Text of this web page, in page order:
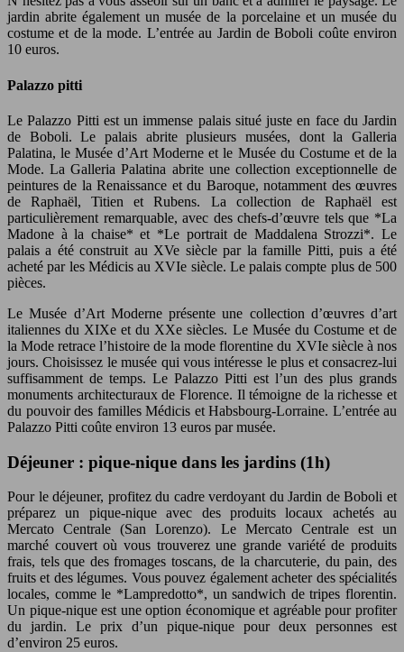
jardin abrite également un musée de la porcelaine et un musée du
costume et de la mode. L’entrée au Jardin de Boboli coûte environ
10 euros.
Palazzo pitti
Le Palazzo Pitti est un immense palais situé juste en face du Jardin
de Boboli. Le palais abrite plusieurs musées, dont la Galleria
Palatina, le Musée d’Art Moderne et le Musée du Costume et de la
Mode. La Galleria Palatina abrite une collection exceptionnelle de
peintures de la Renaissance et du Baroque, notamment des œuvres
de Raphaël, Titien et Rubens. La collection de Raphaël est
particulièrement remarquable, avec des chefs-d’œuvre tels que *La
Madone à la chaise* et *Le portrait de Maddalena Strozzi*. Le
palais a été construit au XVe siècle par la famille Pitti, puis a été
acheté par les Médicis au XVIe siècle. Le palais compte plus de 500
pièces.
Le Musée d’Art Moderne présente une collection d’œuvres d’art
italiennes du XIXe et du XXe siècles. Le Musée du Costume et de
la Mode retrace l’histoire de la mode florentine du XVIe siècle à nos
jours. Choisissez le musée qui vous intéresse le plus et consacrez-lui
suffisamment de temps. Le Palazzo Pitti est l’un des plus grands
monuments architecturaux de Florence. Il témoigne de la richesse et
du pouvoir des familles Médicis et Habsbourg-Lorraine. L’entrée au
Palazzo Pitti coûte environ 13 euros par musée.
Déjeuner : pique-nique dans les jardins (1h)
Pour le déjeuner, profitez du cadre verdoyant du Jardin de Boboli et
préparez un pique-nique avec des produits locaux achetés au
Mercato Centrale (San Lorenzo). Le Mercato Centrale est un
marché couvert où vous trouverez une grande variété de produits
frais, tels que des fromages toscans, de la charcuterie, du pain, des
fruits et des légumes. Vous pouvez également acheter des spécialités
locales, comme le *Lampredotto*, un sandwich de tripes florentin.
Un pique-nique est une option économique et agréable pour profiter
du jardin. Le prix d’un pique-nique pour deux personnes est
d’environ 25 euros.